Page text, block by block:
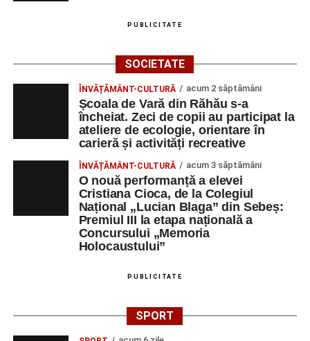
PUBLICITATE
SOCIETATE
ÎNVĂȚĂMÂNT-CULTURĂ acum 2 săptămâni
Școala de Vară din Răhău s-a
încheiat. Zeci de copii au participat la
ateliere de ecologie, orientare în
carieră și activități recreative
ÎNVĂȚĂMÂNT-CULTURĂ acum 3 săptămâni
O nouă performanță a elevei
Cristiana Cioca, de la Colegiul
Național „Lucian Blaga” din Sebeș:
Premiul III la etapa națională a
Concursului „Memoria
Holocaustului”
PUBLICITATE
SPORT